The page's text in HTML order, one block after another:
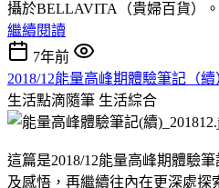
攝於BELLAVITA（貴婦百貨）。
繼續閱讀
7年前
2018/12能量高峰期體驗筆記（續
生活點滴隨筆 生活綜合
這篇是2018/12能量高峰期體驗
及感悟，再繼續往內在更深處